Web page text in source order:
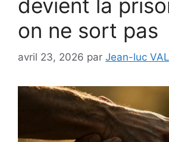
devient la
on ne sort pas
avril 23, 2026 par Jean-luc